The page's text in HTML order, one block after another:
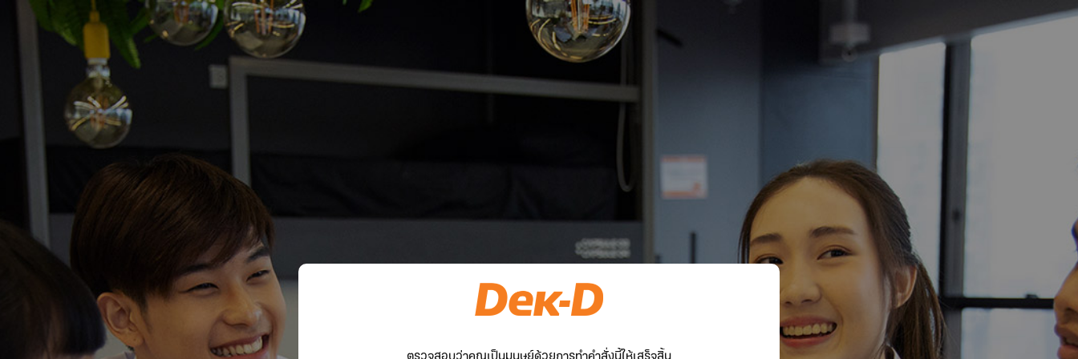
ตรวจสอบว่าคุณเป็นมนุษย์ด้วยการทำคำสั่งนี้ให้เสร็จสิ้น